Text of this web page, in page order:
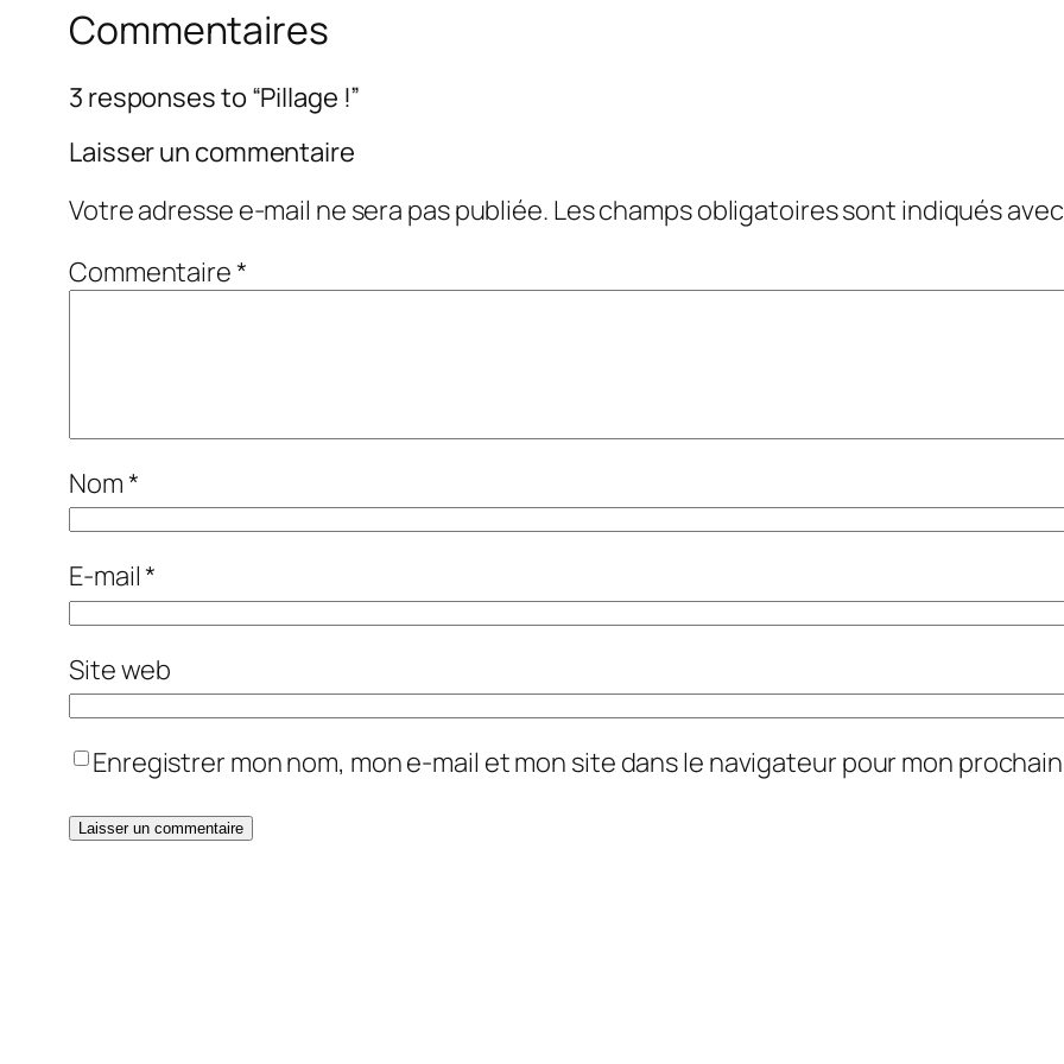
Commentaires
3 responses to “Pillage !”
Laisser un commentaire
Votre adresse e-mail ne sera pas publiée. Les champs obligatoires sont indiqués
Commentaire*
Nom*
E-mail*
Site web
Enregistrer mon nom, mon e-mail et mon site dans le navigateur pour mon